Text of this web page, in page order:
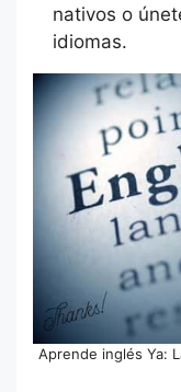
nativos o
idiomas.
Aprende inglés Ya: